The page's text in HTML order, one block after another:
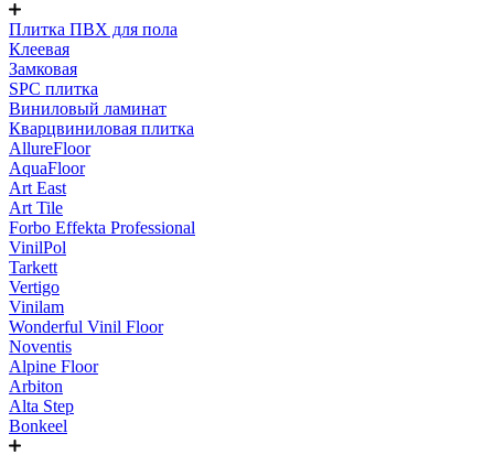
Плитка ПВХ для пола
Клеевая
Замковая
SPC плитка
Виниловый ламинат
Кварцвиниловая плитка
AllureFloor
AquaFloor
Art East
Art Tile
Forbo Effekta Professional
VinilPol
Tarkett
Vertigo
Vinilam
Wonderful Vinil Floor
Noventis
Alpine Floor
Arbiton
Alta Step
Bonkeel